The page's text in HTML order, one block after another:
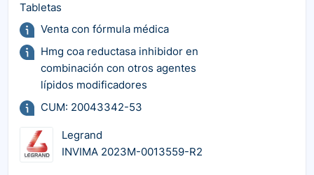
Tabletas
Venta con fórmula médica
Hmg coa reductasa inhibidor en
combinación con otros agentes
lípidos modificadores
CUM: 20043342-53
Legrand
INVIMA 2023M-0013559-R2